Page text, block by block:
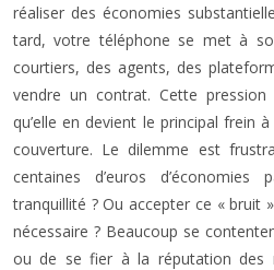
réaliser des économies
tard, votre téléphone se met à
courtiers, des agents, des
vendre un contrat. Cette
qu’elle en devient le principal frein
couverture. Le dilemme est
centaines d’euros
tranquillité ? Ou accepter ce « bruit
nécessaire ? Beaucoup se
ou de se fier à la réputation des